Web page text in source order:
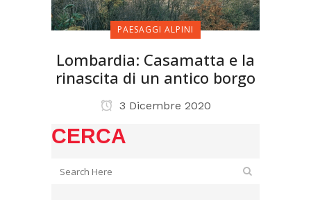
PAESAGGI ALPINI
Lombardia: Casamatta e la
rinascita di un antico borgo
3 Dicembre 2020
CERCA